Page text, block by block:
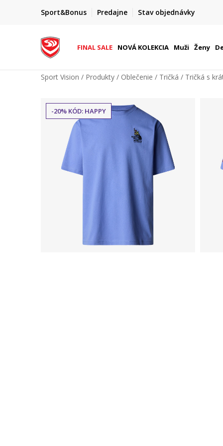
Sport&Bonus Predajne Stav objednávky
FINAL SALE AŽ -60 %
+ extra zľava 10 % len do 9. 8.
FINAL SALE NOVÁ KOLEKCIA Muži Ženy
Sport Vision Produkty Oblečenie Tričká Tričká s
-20% KÓD: HAPPY